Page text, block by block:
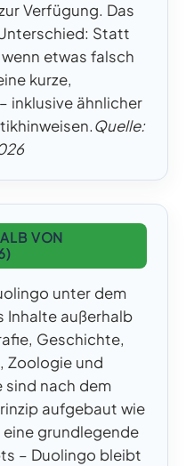
Verfügung. Das
Statt
etwas falsch
kurze,
inklusive ähnlicher
Quelle:
VON S
unter dem
Inhalte außerhalb
Geschichte,
Zoologie und
sind nach dem
aufgebaut wie
grundlegende
– Duolingo bleibt